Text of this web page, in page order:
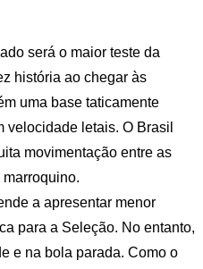
será o maior teste da
história ao chegar às
uma base taticamente
velocidade letais. O Brasil
movimentação entre as
marroquino.
a apresentar menor
para a Seleção. No entanto,
e na bola parada. Como o